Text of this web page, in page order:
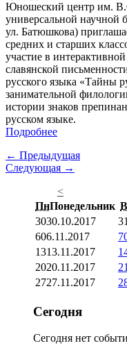
Юношеский центр им.
универсальной научной
ул. Батюшкова)
средних и старших
участие в
славянской
русского языка «Тайны
занимательной
истории знаков
русском языке.
Подробнее
← Предыдущая
Следующая →
<
ПнПонедельник
3030.10.2017 31
606.11.2017 7
1313.11.2017
2020.11.2017 21
2727.11.2017
Сегодня
Сегодня нет